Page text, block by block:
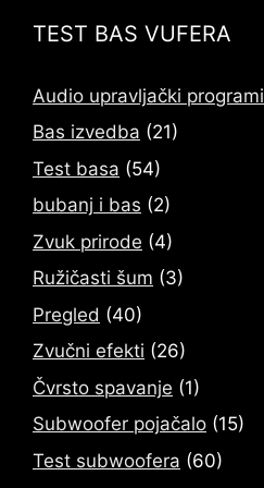
TEST BAS VUFERA
Audio upravljački programi
Bas izvedba (21)
Test basa (54)
bubanj i bas (2)
Zvuk prirode (4)
Ružičasti šum (3)
Pregled (40)
Zvučni efekti (26)
Čvrsto spavanje (1)
Subwoofer pojačalo (15)
Test subwoofera (60)